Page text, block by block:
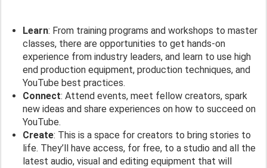
Learn: From training programs and workshops to master
classes, there are opportunities to get hands-on
experience from industry leaders, and learn to use high
end production equipment, production techniques, and
YouTube best practices.
Connect: Attend events, meet fellow creators, spark
new ideas and share experiences on how to succeed on
YouTube.
Create: This is a space for creators to bring stories to
life. They’ll have access, for free, to a studio and all the
latest audio, visual and editing equipment that will